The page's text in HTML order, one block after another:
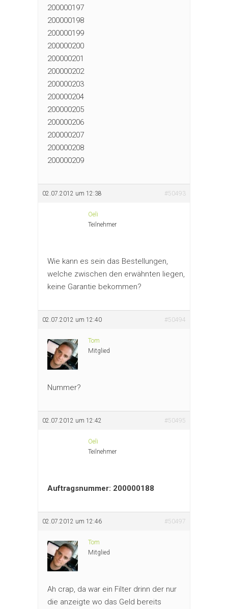
200000197
200000198
200000199
200000200
200000201
200000202
200000203
200000204
200000205
200000206
200000207
200000208
200000209
02.07.2012 um 12:38 #50493
Oeli
Teilnehmer
Wie kann es sein das Bestellungen,
welche zwischen den erwähnten liegen,
keine Garantie bekommen?
02.07.2012 um 12:40 #50494
Tom
Mitglied
Nummer?
02.07.2012 um 12:42 #50495
Oeli
Teilnehmer
Auftragsnummer: 200000188
02.07.2012 um 12:46 #50497
Tom
Mitglied
Ah crap, da war ein Filter drinn der nur
die anzeigte wo das Geld bereits